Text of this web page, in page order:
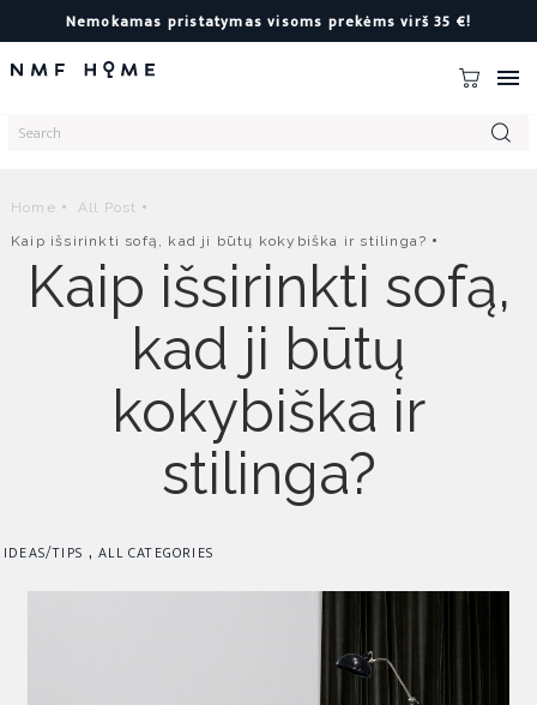
Nemokamas pristatymas visoms prekėms virš 35 €!

Home
All Post
Kaip išsirinkti sofą, kad ji būtų kokybiška ir stilinga?
Kaip išsirinkti sofą,
kad ji būtų
kokybiška ir
stilinga?
IDEAS/TIPS ,ALL CATEGORIES